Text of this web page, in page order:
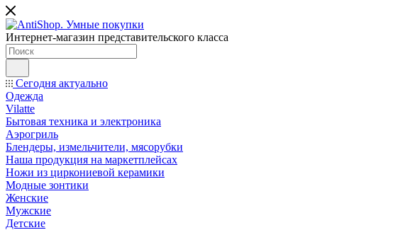
Интернет-магазин представительского класса
Сегодня актуально
Одежда
Vilatte
Бытовая техника и электроника
Аэрогриль
Блендеры, измельчители, мясорубки
Наша продукция на маркетплейсах
Ножи из циркониевой керамики
Модные зонтики
Женские
Мужские
Детские